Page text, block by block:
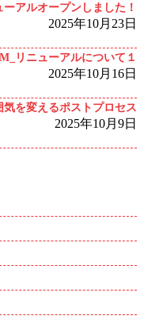
アルオープンしました！
2025年10月23日
リニューアルについて１
2025年10月16日
気を変えるポストプロセス
2025年10月9日